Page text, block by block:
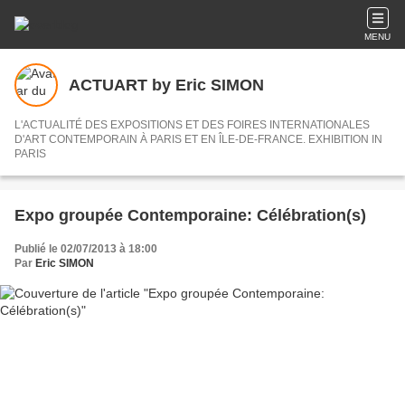
MENU
ACTUART by Eric SIMON
L'ACTUALITÉ DES EXPOSITIONS ET DES FOIRES INTERNATIONALES
D'ART CONTEMPORAIN À PARIS ET EN ÎLE-DE-FRANCE. EXHIBITION IN
PARIS
Expo groupée Contemporaine: Célébration(s)
Publié le 02/07/2013 à 18:00
Par Eric SIMON